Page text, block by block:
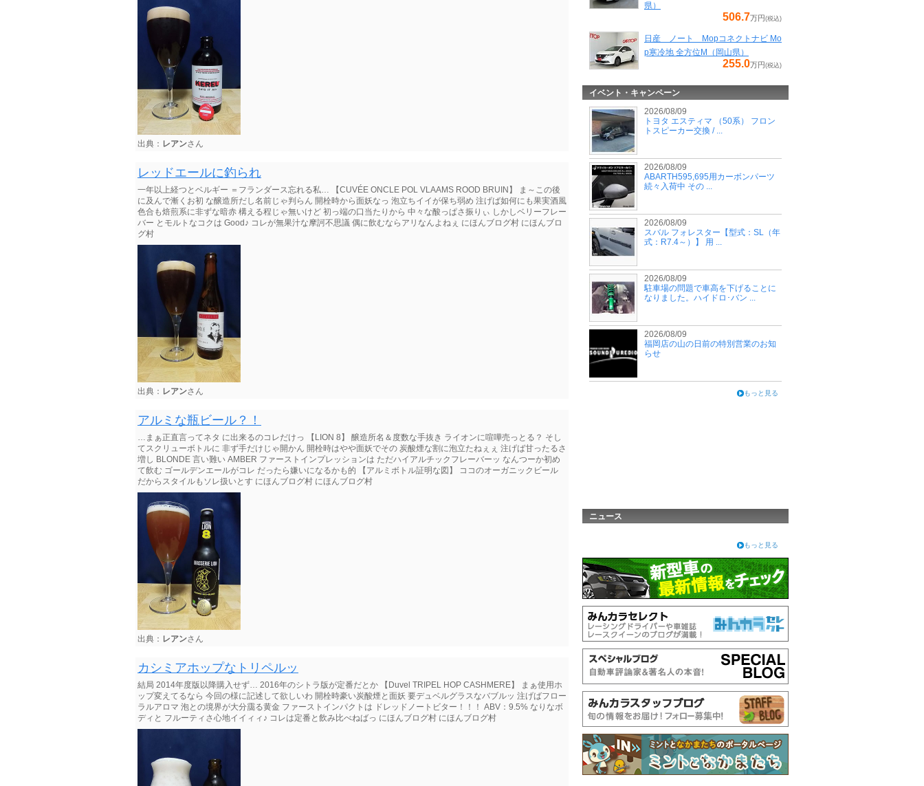
出典： レアンさん
レッドエールに釣られ
一年以上経つとベルギー ＝フランダース忘れる私… 【CUVÉE ONCLE POL VLAAMS ROOD BRUIN】 ま～この後
に及んで漸くお初 な醸造所だし名前じゃ判らん 開栓時から面妖なっ 泡立ちイイが保ち弱め 注げば如何にも果実酒風
色合も焙煎系に非ずな暗赤 構える程じゃ無いけど 初っ端の口当たりから 中々な酸っぱさ振りぃ しかしベリーフレー
バー とモルトなコクは Good♪ コレが無果汁な摩訶不思議 偶に飲むならアリなんよねぇ にほんブログ村 にほんブロ
グ村
出典： レアンさん
アルミな瓶ビール？！
…まぁ正直言ってネタ に出来るのコレだけっ 【LION 8】 醸造所名＆度数な手抜き ライオンに喧嘩売っとる？ そし
てスクリューボトルに 非ず手だけじゃ開かん 開栓時はやや面妖でその 炭酸煙な割に泡立たねぇぇ 注げば甘ったるさ
増し BLONDE 言い難い AMBER ファーストインプレッションは ただハイアルチックフレーバーッ なんつーか初め
て飲む ゴールデンエールがコレ だったら嫌いになるかも的 【アルミボトル証明な図】 ココのオーガニックビール
だからスタイルもソレ扱いとす にほんブログ村 にほんブログ村
出典： レアンさん
カシミアホップなトリペルッ
結局 2014年度版以降購入せず… 2016年のシトラ版が定番だとか 【Duvel TRIPEL HOP CASHMERE】 まぁ使用ホ
ップ変えてるなら 今回の様に記述して欲しいわ 開栓時豪い炭酸煙と面妖 要デュベルグラスなバブルッ 注げばフロー
ラルアロマ 泡との境界が大分靄る黄金 ファーストインパクトは ドレッドノートビター！！！ ABV：9.5% なりなボ
ディと フルーティさ心地イイィィ♪ コレは定番と飲み比べねばっ にほんブログ村 にほんブログ村
県）
506.7万円(税込)
日産 ノート Mopコネクトナビ Mo
p寒冷地 全方位M（岡山県）
255.0万円(税込)
イベント・キャンペーン
2026/08/09
トヨタ エスティマ （50系） フロン
トスピーカー交換 / ...
2026/08/09
ABARTH595,695用カーボンパーツ
続々入荷中 その ...
2026/08/09
スバル フォレスター【型式：SL（年
式：R7.4～）】 用 ...
2026/08/09
駐車場の問題で車高を下げることに
なりました。ハイドロ･バン ...
2026/08/09
福岡店の山の日前の特別営業のお知
らせ
もっと見る
ニュース
もっと見る